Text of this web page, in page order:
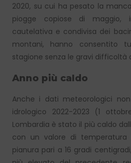
2020, su cui ha pesato la
piogge copiose di maggio,
cautelativa e condivisa dei
montani, hanno consentito
stagione senza le gravi difficoltà
Anno più caldo
Anche i dati meteorologici
idrologico 2022-2023 (1
Lombardia è stato il più caldo
con un valore di
pianura pari a 16 gradi